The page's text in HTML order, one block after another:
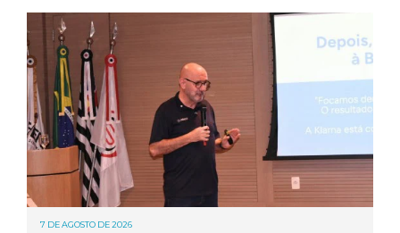
7 DE AGOSTO DE 2026